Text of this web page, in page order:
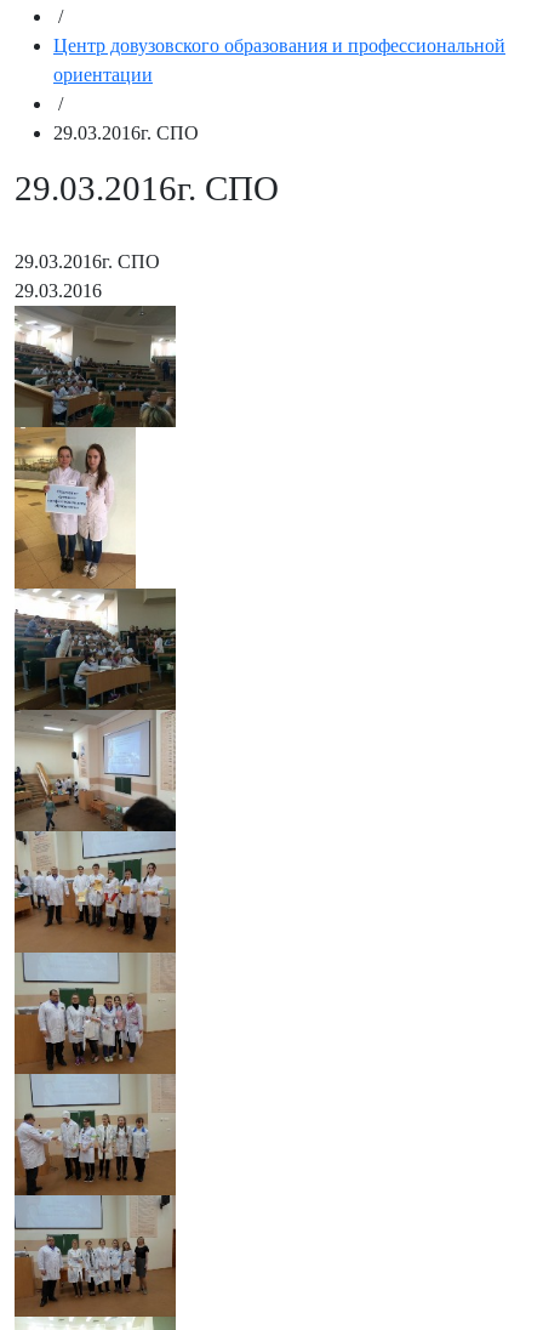
/
Центр довузовского образования и профессиональной
ориентации
/
29.03.2016г. СПО
29.03.2016г. СПО
29.03.2016г. СПО
29.03.2016